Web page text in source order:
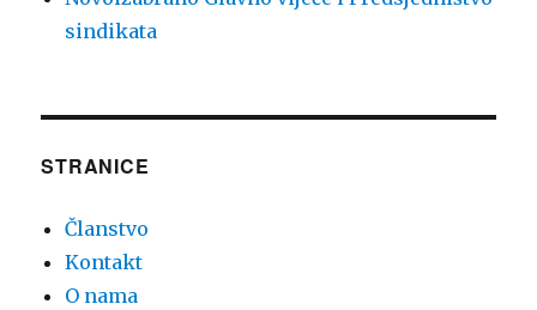
sindikata
STRANICE
Članstvo
Kontakt
O nama